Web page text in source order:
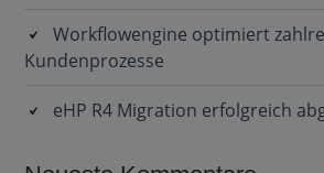
Workflowengine optimiert
Kundenprozesse
eHP R4 Migration erfolgreich